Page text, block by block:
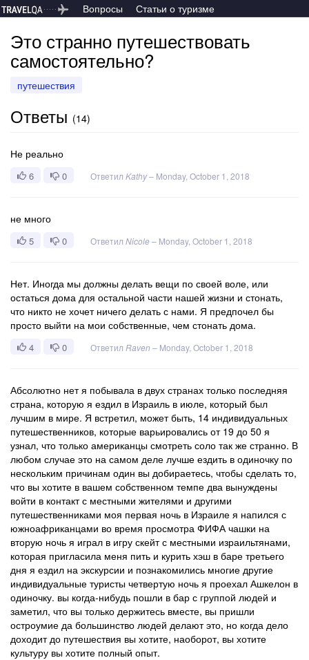
Вопросы Статьи о туризме
Это странно путешествовать
самостоятельно?
путешествия
Ответы (14)
Не реально
6 0 Ответил Kathy– Monday, October 1, 2018
не много
5 0 Ответил Nicole– Monday, October 1, 2018
Нет. Иногда мы должны делать вещи по своей воле, или
остаться дома для остальной части нашей жизни и стонать,
что никто не хочет ничего делать с нами. Я предпочел бы
просто выйти на мои собственные, чем стонать дома.
4 0 Ответил Raven – Monday, October 1, 2018
Абсолютно нет я побывала в двух странах только последняя
страна, которую я ездил в Израиль в июле, который был
лучшим в мире. Я встретил, может быть, 14 индивидуальных
путешественников, которые варьировались от 19 до 50 я
узнал, что только американцы смотреть соло так же странно. В
любом случае это на самом деле лучше ездить в одиночку по
нескольким причинам один вы добираетесь, чтобы сделать то,
что вы хотите в вашем собственном темпе два вынуждены
войти в контакт с местными жителями и другими
путешественниками моя первая ночь в Израиле я напился с
южноафриканцами во время просмотра ФИФА чашки на
вторую ночь я играл в игру скейт с местными израильтянами,
которая пригласила меня пить и курить хэш в баре третьего
дня я ездил на экскурсии и познакомились многие другие
индивидуальные туристы четвертую ночь я проехал Ашкелон в
одиночку. вы когда-нибудь пошли в бар с группой людей и
заметил, что вы только держитесь вместе, вы пришли
остроумие да большинство людей делают это, но когда дело
доходит до путешествия вы хотите, наоборот, вы хотите
культуру вы хотите полный опыт.